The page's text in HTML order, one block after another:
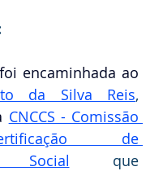
da Silva Reis
CNCCS - Comissão
de
Social